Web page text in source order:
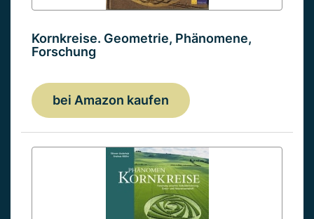
Kornkreise. Geometrie, Phänomene,
Forschung
bei Amazon kaufen